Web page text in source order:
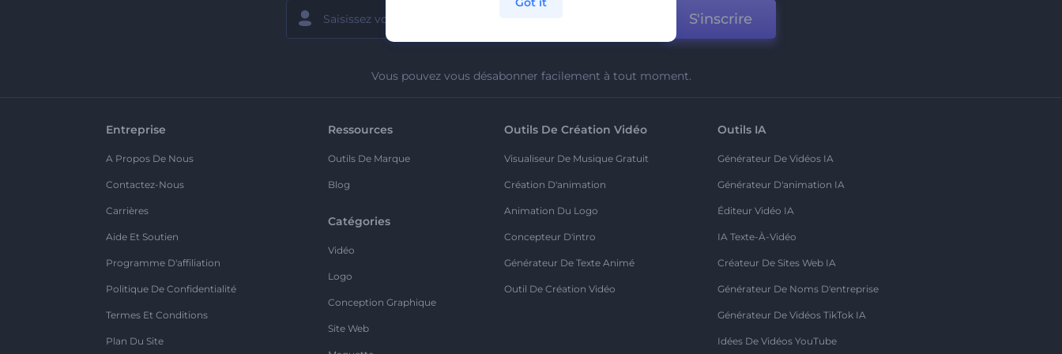
S'inscrire
Vous pouvez vous désabonner facilement à tout moment.
Entreprise
A Propos De Nous
Contactez-Nous
Carrières
Aide Et Soutien
Programme D'affiliation
Politique De Confidentialité
Termes Et Conditions
Plan Du Site
Ressources
Outils De Marque
Blog
Catégories
Vidéo
Logo
Conception Graphique
Site Web
Outils De Création Vidéo
Visualiseur De Musique Gratuit
Création D'animation
Animation Du Logo
Concepteur D'intro
Générateur De Texte Animé
Outil De Création Vidéo
Outils IA
Générateur De Vidéos IA
Générateur D'animation IA
Éditeur Vidéo IA
IA Texte-À-Vidéo
Créateur De Sites Web IA
Générateur De Noms D'entreprise
Générateur De Vidéos TikTok IA
Idées De Vidéos YouTube